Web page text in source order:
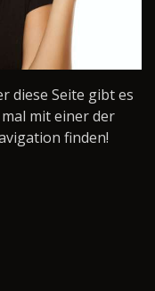
diese Seite gibt es
mit einer der
finden!